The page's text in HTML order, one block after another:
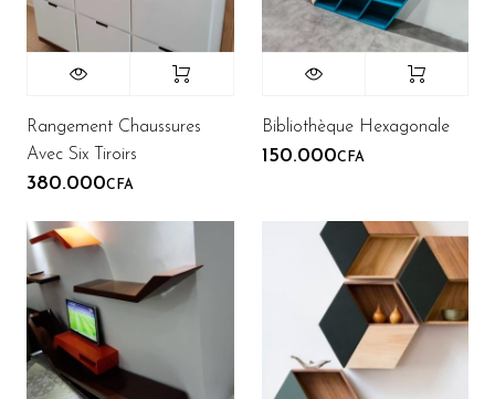
Rangement Chaussures
Avec Six Tiroirs
380.000CFA
Bibliothèque Hexagonale
150.000CFA